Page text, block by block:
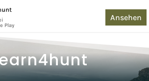
Play
Ansehen